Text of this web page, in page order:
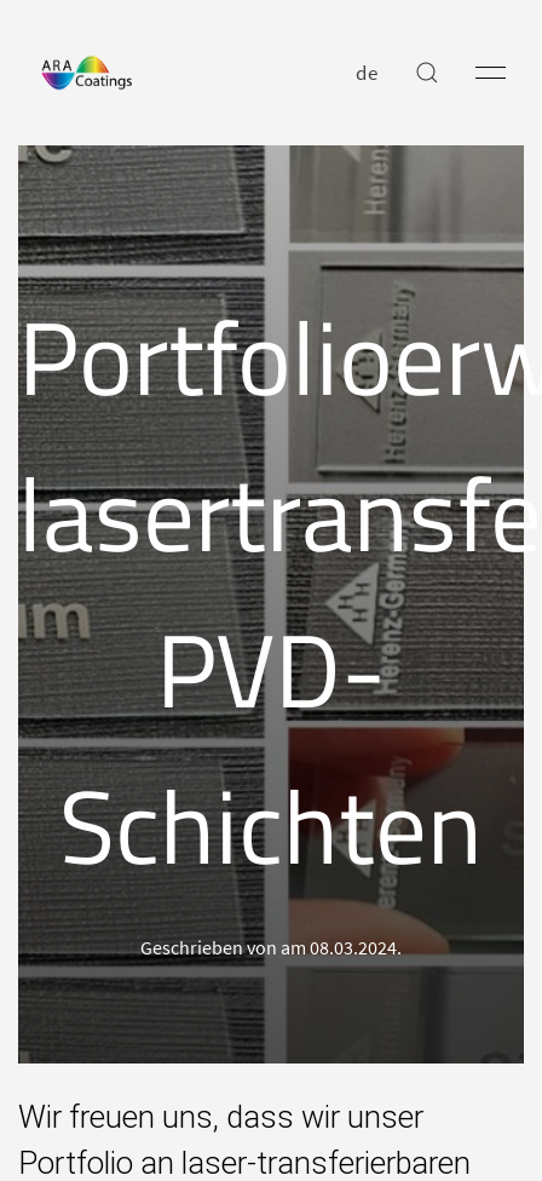
de
PVD-
Schichten
Geschrieben von am08.03.2024.
Wir freuen uns, dass wir unser
Portfolio an laser-transferierbaren